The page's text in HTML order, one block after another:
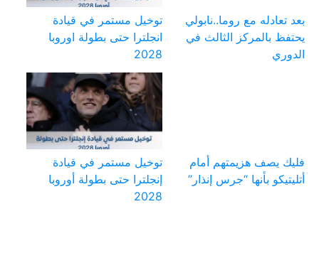
بعد تعادله مع روما..نابولي
يحتفظ بالمركز الثالث في
الدوري
توخيل مستمر في قيادة
انجلترا حتى بطولة اوروبا
2028
فليك يصف هزيمتهم أمام
أتليتيكو بأنها “جرس إنذار”
توخيل مستمر في قيادة
إنجلترا حتى بطولة أوروبا
2028